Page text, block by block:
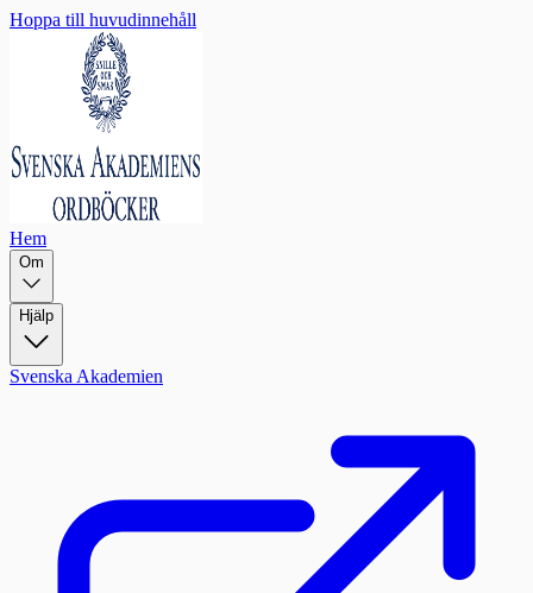
Hoppa till huvudinnehåll
Hem
Om
Hjälp
Svenska Akademien